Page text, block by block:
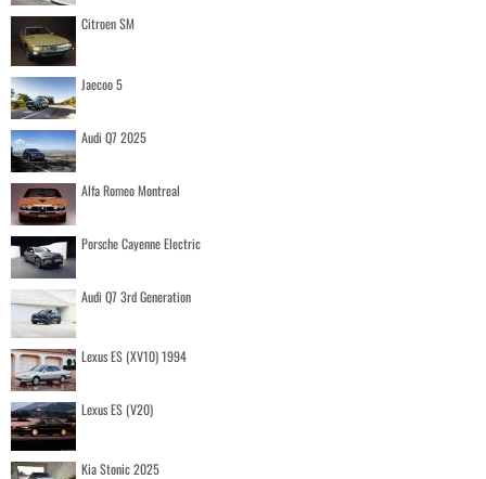
Citroen SM
Jaecoo 5
Audi Q7 2025
Alfa Romeo Montreal
Porsche Cayenne Electric
Audi Q7 3rd Generation
Lexus ES (XV10) 1994
Lexus ES (V20)
Kia Stonic 2025